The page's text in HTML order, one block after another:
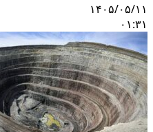
۱۴۰۵/۰۵/۱۱
۰۱:۳۱